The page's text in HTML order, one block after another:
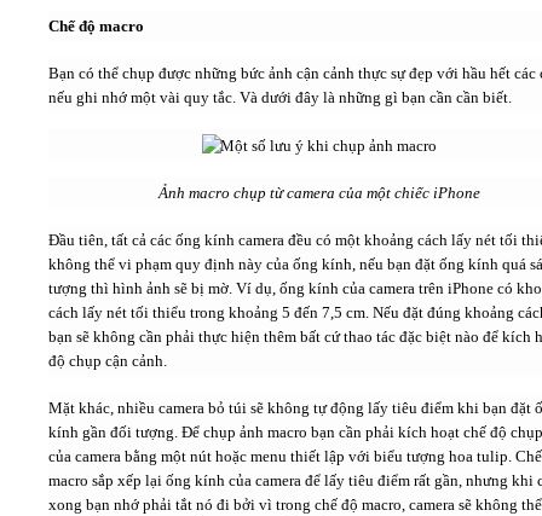
Chế độ macro
Bạn có thể chụp được những bức ảnh cận cảnh thực sự đẹp với hầu hết các
nếu ghi nhớ một vài quy tắc. Và dưới đây là những gì bạn cần cần biết.
Ảnh macro chụp từ camera của một chiếc iPhone
Đầu tiên, tất cả các ống kính camera đều có một khoảng cách lấy nét tối
không thể vi phạm quy định này của ống kính, nếu bạn đặt ống kính quá
tượng thì hình ảnh sẽ bị mờ. Ví dụ, ống kính của camera trên iPhone có
cách lấy nét tối thiểu trong khoảng 5 đến 7,5 cm. Nếu đặt đúng khoảng
bạn sẽ không cần phải thực hiện thêm bất cứ thao tác đặc biệt nào để kích
độ chụp cận cảnh.
Mặt khác, nhiều camera bỏ túi sẽ không tự động lấy tiêu điểm khi bạn đặt
kính gần đối tượng. Để chụp ảnh macro bạn cần phải kích hoạt chế độ
của camera bằng một nút hoặc menu thiết lập với biểu tượng hoa tulip.
macro sắp xếp lại ống kính của camera để lấy tiêu điểm rất gần, nhưng khi
xong bạn nhớ phải tắt nó đi bởi vì trong chế độ macro, camera sẽ không